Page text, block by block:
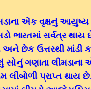
એક વૃક્ષનું આયુષ્ય
ભારતમાં સર્વત્ર થાય
અને છેક ઉત્તરથી માંડી
સોનું ગણાતા લીમડાના
લીંબોળી પ્રાપ્ત થાય છે.